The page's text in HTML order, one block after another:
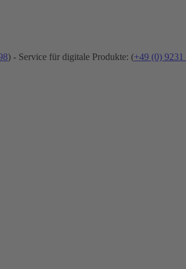
) - Service für digitale Produkte: (+49 (0) 9231